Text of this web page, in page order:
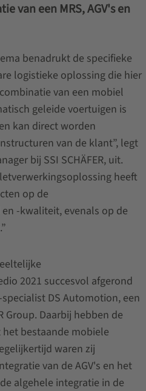
van een MRS, AGV's en
benadrukt de specifieke
logistieke oplossing die hier
van een mobiel
geleide voertuigen is
kan direct worden
van de klant”, legt
bij SSI SCHÄFER, uit.
heeft
op de
-kwaliteit, evenals op de
2021 succesvol afgerond
DS Automotion, een
Group. Daarbij hebben de
bestaande mobiele
waren zij
van de AGV's en het
algehele integratie in de